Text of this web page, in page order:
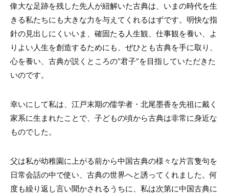
偉大な足跡を残した先人が紐解いた古典は、いまの時代を生
きる私たちにも大きな力を与えてくれるはずです。明快な指
針の見出しにくいいま、確固たる人生観、仕事観を養い、よ
りよい人生を創造するためにも、ぜひとも古典を手に取り、
心を養い、古典が説くところの“君子”を目指していただきた
いのです。
幸いにして私は、江戸末期の儒学者・北尾墨香を先祖に戴く
家系に生まれたことで、子どもの頃から古典は非常に身近な
ものでした。
父は私が幼稚園に上がる前から中国古典の様々な片言隻句を
日常会話の中で使い、古典の世界へと誘ってくれました。何
度も繰り返し言い聞かされるうちに、私は次第に中国古典に